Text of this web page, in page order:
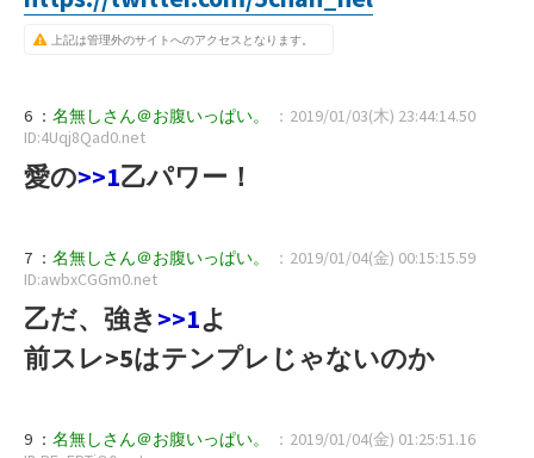
上記は管理外のサイトへのアクセスとなります。
6 ： 名無しさん＠お腹いっぱい。
：2019/01/03(木) 23:44:14.50
ID:4Uqj8Qad0.net
愛の>>1乙パワー！
7 ： 名無しさん＠お腹いっぱい。
：2019/01/04(金) 00:15:15.59
ID:awbxCGGm0.net
乙だ、強き>>1よ
前スレ>5はテンプレじゃないのか
9 ： 名無しさん＠お腹いっぱい。
：2019/01/04(金) 01:25:51.16